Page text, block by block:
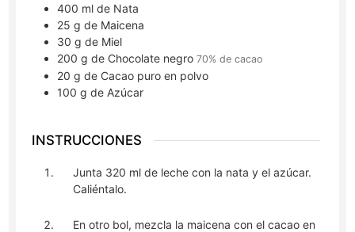
400 ml de Nata
25 g de Maicena
30 g de Miel
200 g de Chocolate negro 70% de cacao
20 g de Cacao puro en polvo
100 g de Azúcar
INSTRUCCIONES
Junta 320 ml de leche con la nata y el azúcar.
Caliéntalo.
En otro bol, mezcla la maicena con el cacao en